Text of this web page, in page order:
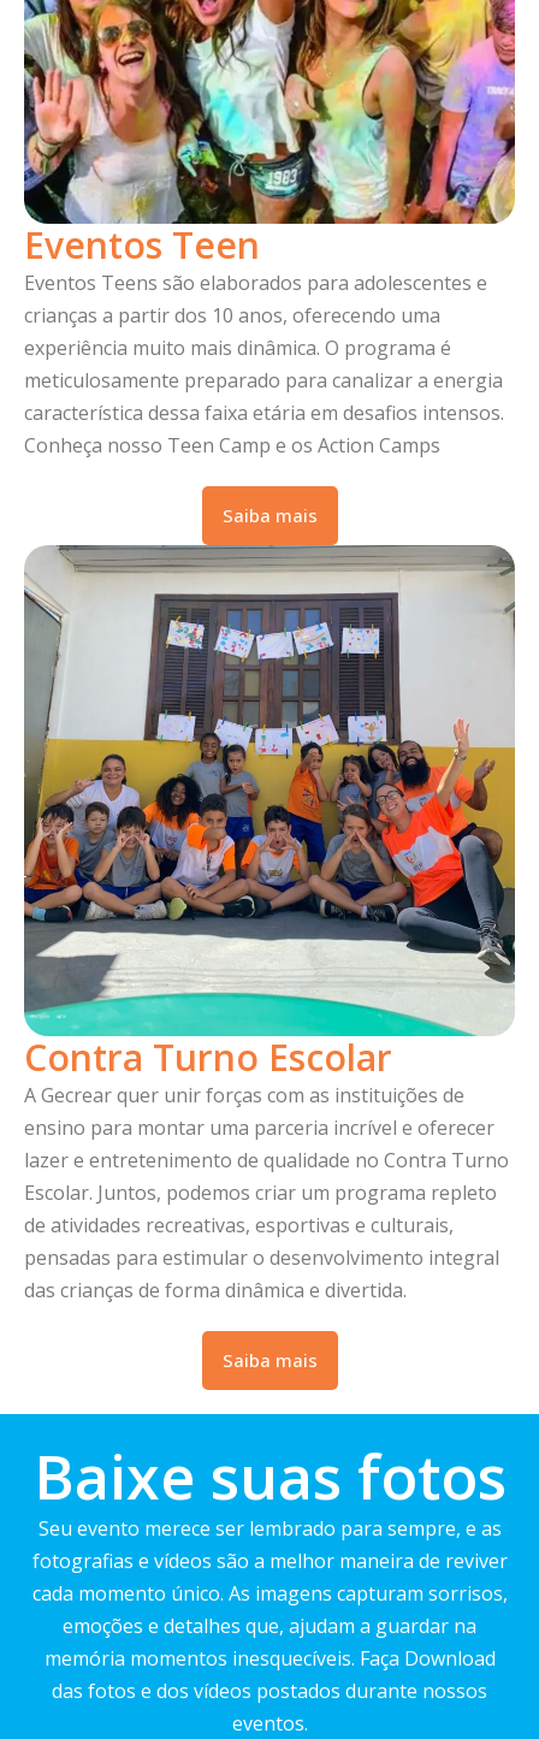
Eventos Teen
Eventos Teens são elaborados para adolescentes e
crianças a partir dos 10 anos, oferecendo uma
experiência muito mais dinâmica. O programa é
meticulosamente preparado para canalizar a energia
característica dessa faixa etária em desafios intensos.
Conheça nosso Teen Camp e os Action Camps
Saiba mais
Contra Turno Escolar
A Gecrear quer unir forças com as instituições de
ensino para montar uma parceria incrível e oferecer
lazer e entretenimento de qualidade no Contra Turno
Escolar. Juntos, podemos criar um programa repleto
de atividades recreativas, esportivas e culturais,
pensadas para estimular o desenvolvimento integral
das crianças de forma dinâmica e divertida.
Saiba mais
Baixe suas fotos
Seu evento merece ser lembrado para sempre, e as
fotografias e vídeos são a melhor maneira de reviver
cada momento único. As imagens capturam sorrisos,
emoções e detalhes que, ajudam a guardar na
memória momentos inesquecíveis. Faça Download
das fotos e dos vídeos postados durante nossos
eventos.